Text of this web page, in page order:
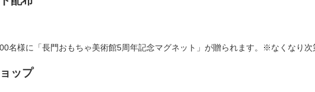
名様に「長門おもちゃ美術館5周年記念マグネット」が贈られます。※なくなり次
ップ